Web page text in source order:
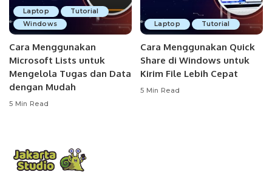
Laptop
Tutorial
Windows
Cara Menggunakan
Microsoft Lists untuk
Mengelola Tugas dan Data
dengan Mudah
5 Min Read
Laptop Tutorial
Cara Menggunakan Quick
Share di Windows untuk
Kirim File Lebih Cepat
5 Min Read